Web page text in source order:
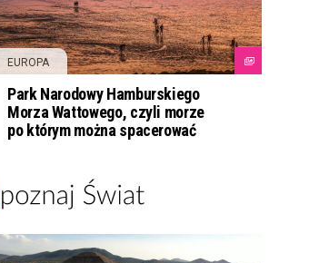
EUROPA
Park Narodowy Hamburskiego
Morza Wattowego, czyli morze
po którym można spacerować